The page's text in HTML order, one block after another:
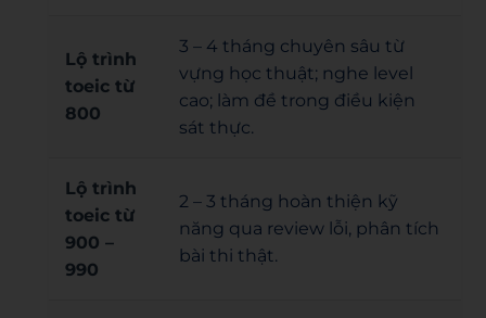
Lộ trình
toeic từ
800
3 – 4 tháng chuyên sâu từ
vựng học thuật; nghe level
cao; làm đề trong điều kiện
sát thực.
Lộ trình
toeic từ
900 –
990
2 – 3 tháng hoàn thiện kỹ
năng qua review lỗi, phân tích
bài thi thật.